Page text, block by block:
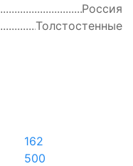
Россия
Толстостенные
162
500